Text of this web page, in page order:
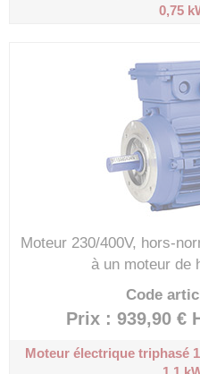
0,75
Moteur 230/400V, hors-
à un moteur de
Code
Prix : 939,90 €
Moteur électrique triphasé